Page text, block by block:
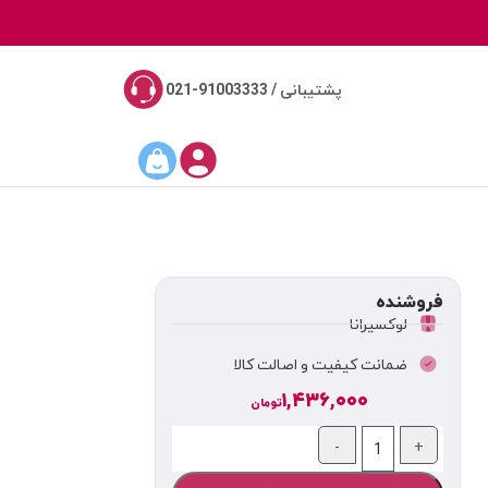
پشتیبانی / 91003333-021
فروشنده
لوکسیرانا
ضمانت کیفیت و اصالت کالا
تومان۱,۴۳۶,۰۰۰
- +